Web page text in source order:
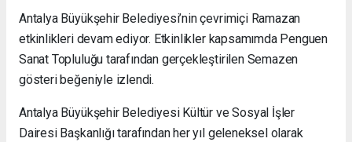
Antalya Büyükşehir Belediyesi’nin çevrimiçi Ramazan
etkinlikleri devam ediyor. Etkinlikler kapsamımda Penguen
Sanat Topluluğu tarafından gerçekleştirilen Semazen
gösteri beğeniyle izlendi.
Antalya Büyükşehir Belediyesi Kültür ve Sosyal İşler
Dairesi Başkanlığı tarafından her yıl geleneksel olarak